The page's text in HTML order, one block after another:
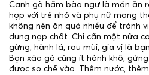
Canh gà hầm bào ngư là món ăn
hợp với trẻ nhỏ và phụ nữ mang
không nên ăn quá nhiều để tránh
dung nạp chất. Chỉ cần một nửa
gừng, hành lá, rau mùi, gia vị là
Bạn xào gà cùng ít hành khô,
được sơ chế vào. Thêm nước,